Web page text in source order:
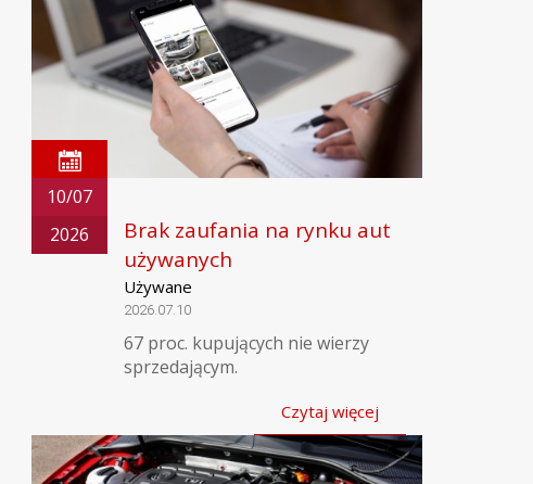
10/07
2026
Brak zaufania na rynku aut
używanych
Używane
2026.07.10
67 proc. kupujących nie wierzy
sprzedającym.
Czytaj więcej